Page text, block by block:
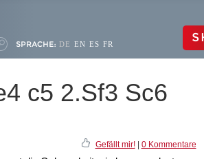
SPRACHE: DE EN ES FR
c5 2.Sf3 Sc6
Gefällt mir!| 0 Kommentare